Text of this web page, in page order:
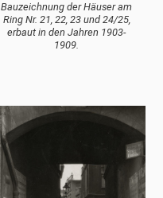
Bauzeichnung der Häuser am
Ring Nr. 21, 22, 23 und 24/25,
erbaut in den Jahren 1903-
1909.